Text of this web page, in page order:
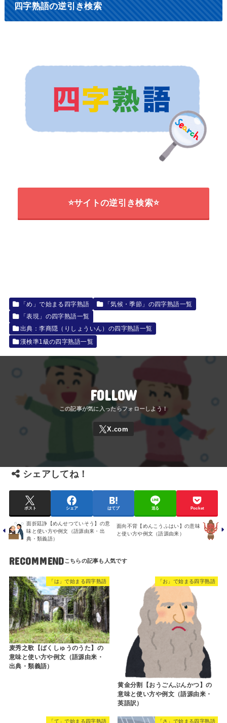
四字熟語の逆引き検索
⭐サイトの逆引き検索⭐
「め」で始まる四字熟語
「気候・季節」の四字熟語一覧
「表現」の四字熟語一覧
出典：李商隠（りしょういん）の四字熟語一覧
漢検準1級の四字熟語一覧
FOLLOW
シェアしてね！
ポスト シェア はてブ 送る Pocket
面折廷諍【めんせつていそう】の意
味と使い方や例文（語源由来・出
典・類義語）
面向不背【めんこうふはい】の意味
と使い方や例文（語源由来）
RECOMMEND
「は」で始まる四字熟語
麦秀之歌【ばくしゅうのうた】の
意味と使い方や例文（語源由来・
出典・類義語）
「お」で始まる四字熟語
黄金分割【おうごんぶんかつ】の
意味と使い方や例文（語源由来・
英語訳）
「て」で始まる四字熟語 「さ」で始まる四字熟語